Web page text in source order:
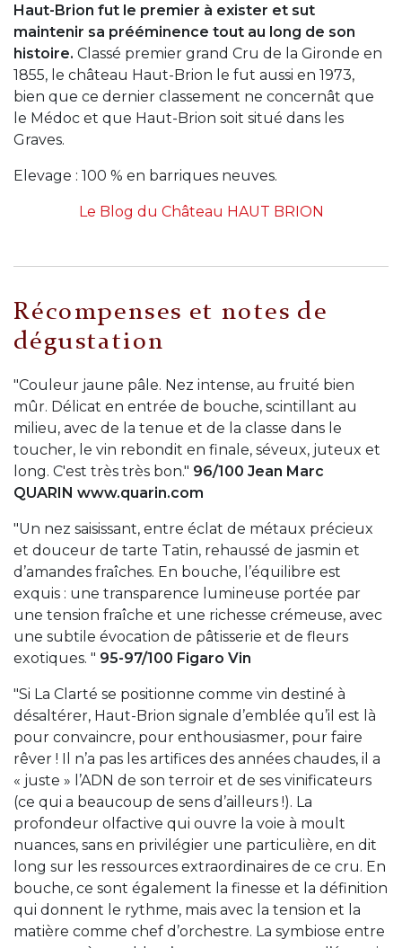
Haut-Brion fut le premier à exister et sut
maintenir sa prééminence tout au long de son
histoire. Classé premier grand Cru de la Gironde en
1855, le château Haut-Brion le fut aussi en 1973,
bien que ce dernier classement ne concernât que
le Médoc et que Haut-Brion soit situé dans les
Graves.
Elevage : 100 % en barriques neuves.
Le Blog du Château HAUT BRION
Récompenses et notes de
dégustation
"Couleur jaune pâle. Nez intense, au fruité bien
mûr. Délicat en entrée de bouche, scintillant au
milieu, avec de la tenue et de la classe dans le
toucher, le vin rebondit en finale, séveux, juteux et
long. C'est très très bon." 96/100 Jean Marc
QUARIN www.quarin.com
"Un nez saisissant, entre éclat de métaux précieux
et douceur de tarte Tatin, rehaussé de jasmin et
d’amandes fraîches. En bouche, l’équilibre est
exquis : une transparence lumineuse portée par
une tension fraîche et une richesse crémeuse, avec
une subtile évocation de pâtisserie et de fleurs
exotiques. " 95-97/100 Figaro Vin
"Si La Clarté se positionne comme vin destiné à
désaltérer, Haut-Brion signale d’emblée qu’il est là
pour convaincre, pour enthousiasmer, pour faire
rêver ! Il n’a pas les artifices des années chaudes, il a
« juste » l’ADN de son terroir et de ses vinificateurs
(ce qui a beaucoup de sens d’ailleurs !). La
profondeur olfactive qui ouvre la voie à moult
nuances, sans en privilégier une particulière, en dit
long sur les ressources extraordinaires de ce cru. En
bouche, ce sont également la finesse et la définition
qui donnent le rythme, mais avec la tension et la
matière comme chef d’orchestre. La symbiose entre